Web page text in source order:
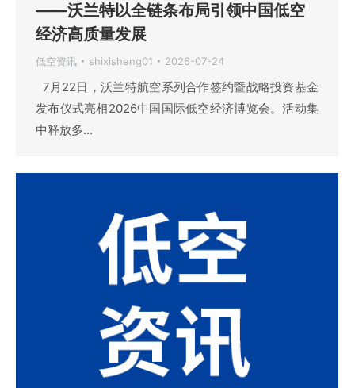
——沃兰特以全链条布局引领中国低空
经济高质量发展
低空资讯 shixisheng01 2026-07-24
7月22日，沃兰特航空系列合作签约暨战略投资基金
发布仪式亮相2026中国国际低空经济博览会。活动集
中释放多…